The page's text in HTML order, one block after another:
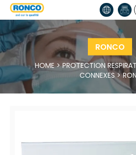
RONCO
HOME>PROTECTION
CONNEXES>